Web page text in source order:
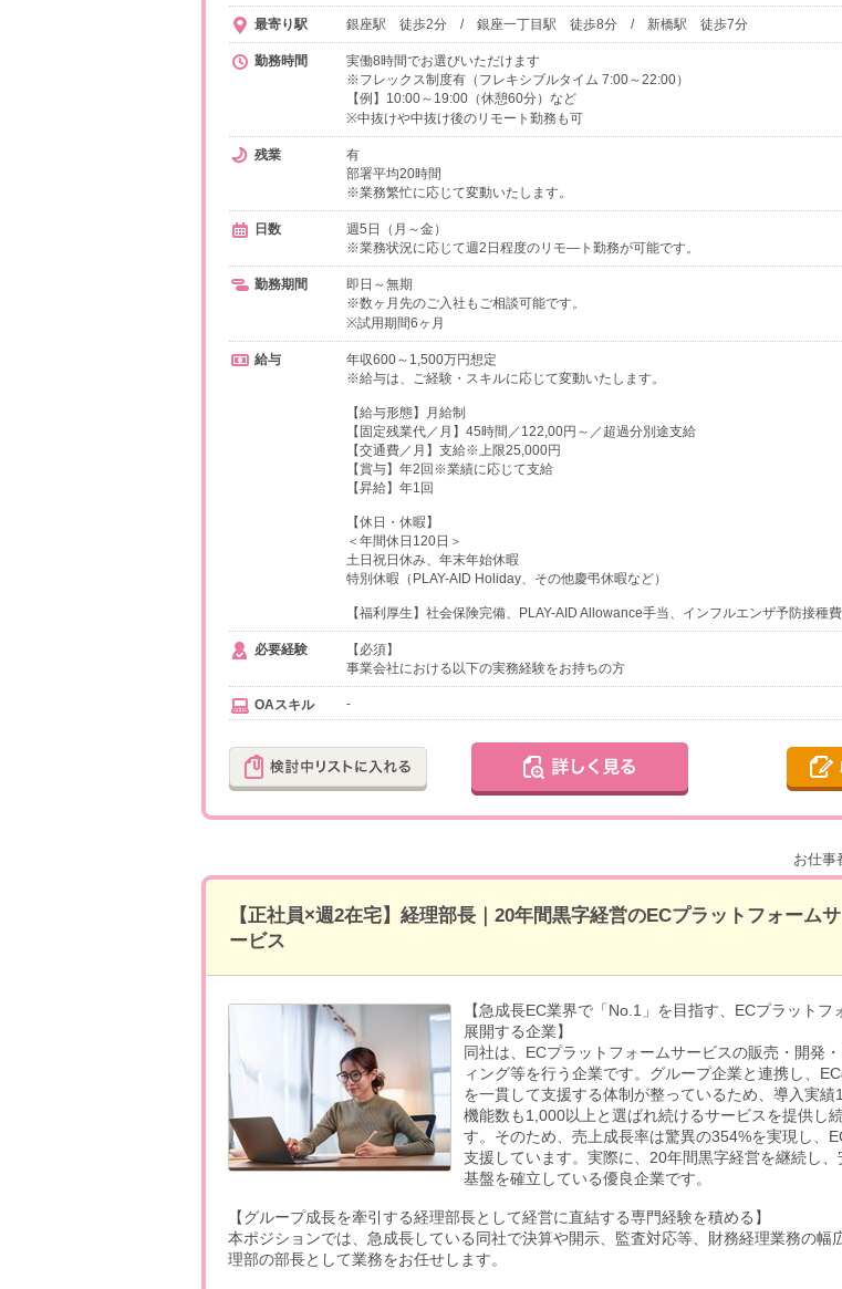
最寄り駅 銀座駅 徒歩2分 / 銀座一丁目駅 徒歩8分 / 新橋駅 徒歩7分
勤務時間
実働8時間でお選びいただけます
※フレックス制度有（フレキシブルタイム 7:00～22:00）
【例】10:00～19:00（休憩60分）など
※中抜けや中抜け後のリモート勤務も可
残業
有
部署平均20時間
※業務繁忙に応じて変動いたします。
日数
週5日（月～金）
※業務状況に応じて週2日程度のリモ―ト勤務が可能です。
勤務期間
即日～無期
※数ヶ月先のご入社もご相談可能です。
※試用期間6ヶ月
給与
年収600～1,500万円想定
※給与は、ご経験・スキルに応じて変動いたします。
【給与形態】月給制
【固定残業代／月】45時間／122,00円～／超過分別途支給
【交通費／月】支給※上限25,000円
【賞与】年2回※業績に応じて支給
【昇給】年1回
【休日・休暇】
＜年間休日120日＞
土日祝日休み、年末年始休暇
特別休暇（PLAY-AID Holiday、その他慶弔休暇など）
【福利厚生】社会保険完備、PLAY-AID Allowance手当、インフルエンザ予防接種
必要経験
【必須】
事業会社における以下の実務経験をお持ちの方
OAスキル -
お仕事
【正社員×週2在宅】経理部長｜20年間黒字経営のECプラットフォームサ
ービス
【急成長EC業界で「No.1」を目指す、ECプラットフ
展開する企業】
同社は、ECプラットフォームサービスの販売・開発
ィング等を行う企業です。グループ企業と連携し、
を一貫して支援する体制が整っているため、導入実績
機能数も1,000以上と選ばれ続けるサービスを提供し
す。そのため、売上成長率は驚異の354%を実現し、
支援しています。実際に、20年間黒字経営を継続し
基盤を確立している優良企業です。
【グループ成長を牽引する経理部長として経営に直結する専門経験を積める】
本ポジションでは、急成長している同社で決算や開示、監査対応等、財務経理業務の幅
理部の部長として業務をお任せします。